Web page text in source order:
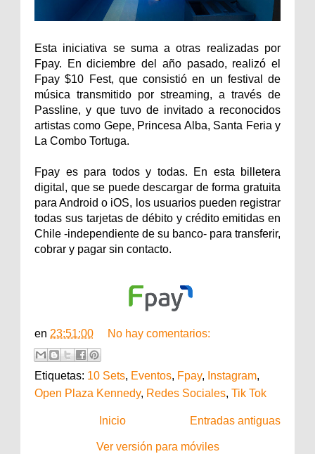
Esta iniciativa se suma a otras realizadas por
Fpay. En diciembre del año pasado, realizó el
Fpay $10 Fest, que consistió en un festival de
música transmitido por streaming, a través de
Passline, y que tuvo de invitado a reconocidos
artistas como Gepe, Princesa Alba, Santa Feria y
La Combo Tortuga.
Fpay es para todos y todas. En esta billetera
digital, que se puede descargar de forma gratuita
para Android o iOS, los usuarios pueden registrar
todas sus tarjetas de débito y crédito emitidas en
Chile -independiente de su banco- para transferir,
cobrar y pagar sin contacto.
en 23:51:00 No hay comentarios:
Etiquetas: 10 Sets, Eventos, Fpay, Instagram,
Open Plaza Kennedy, Redes Sociales, Tik Tok
Entradas antiguas
Inicio
Ver versión para móviles